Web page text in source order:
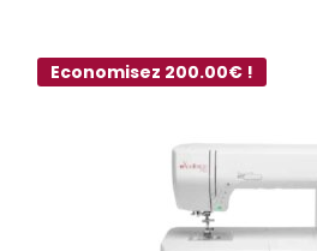
Economisez 200.00€ !